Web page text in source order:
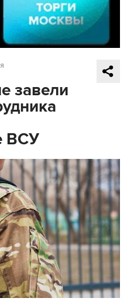
завели
ВСУ